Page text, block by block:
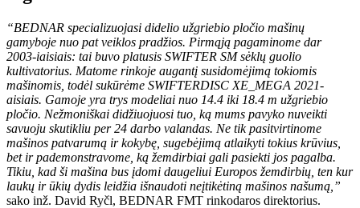
“BEDNAR specializuojasi didelio užgriebio pločio mašinų
gamyboje nuo pat veiklos pradžios. Pirmąją pagaminome dar
2003-iaisiais: tai buvo platusis SWIFTER SM sėklų guolio
kultivatorius. Matome rinkoje augantį susidomėjimą tokiomis
mašinomis, todėl sukūrėme SWIFTERDISC XE_MEGA 2021-
aisiais. Gamoje yra trys modeliai nuo 14.4 iki 18.4 m užgriebio
pločio. Nežmoniškai didžiuojuosi tuo, ką mums pavyko nuveikti
savuoju skutikliu per 24 darbo valandas. Ne tik pasitvirtinome
mašinos patvarumą ir kokybę, sugebėjimą atlaikyti tokius krūvius,
bet ir pademonstravome, ką žemdirbiai gali pasiekti jos pagalba.
Tikiu, kad ši mašina bus įdomi daugeliui Europos žemdirbių, ten kur
laukų ir ūkių dydis leidžia išnaudoti neįtikėtiną mašinos našumą,”
sako inž. David Ryčl, BEDNAR FMT rinkodaros direktorius.